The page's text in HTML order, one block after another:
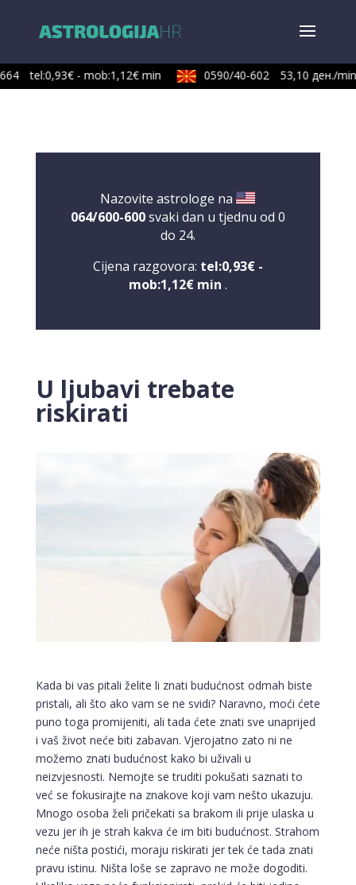
tel:0,93€ - mob:1,12€ min 0590/40-602 53,10 ден./min
Nazovite astrologe na
064/600-600svaki dan u tjednu od 0
do 24.
Cijena razgovora: tel:0,93€ -
mob:1,12€ min .
U ljubavi trebate
riskirati
Kada bi vas pitali želite li znati budućnost odmah biste
pristali, ali što ako vam se ne svidi? Naravno, moći ćete
puno toga promijeniti, ali tada ćete znati sve unaprijed
i vaš život neće biti zabavan. Vjerojatno zato ni ne
možemo znati budućnost kako bi uživali u
neizvjesnosti. Nemojte se truditi pokušati saznati to
već se fokusirajte na znakove koji vam nešto ukazuju.
Mnogo osoba želi pričekati sa brakom ili prije ulaska u
vezu jer ih je strah kakva će im biti budućnost. Strahom
neće ništa postići, moraju riskirati jer tek će tada znati
pravu istinu. Ništa loše se zapravo ne može dogoditi.